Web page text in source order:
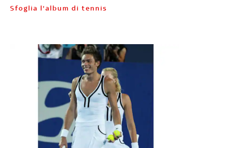
Sfoglia l'album di tennis